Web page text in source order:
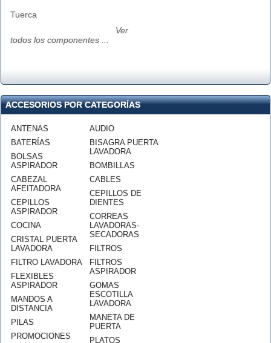
Tuerca
Ver
todos los componentes ...
ACCESORIOS POR CATEGORÍAS
ANTENAS
BATERÍAS
BOLSAS
ASPIRADOR
CABEZAL
AFEITADORA
CEPILLOS
ASPIRADOR
COCINA
CRISTAL PUERTA
LAVADORA
FILTRO LAVADORA
FLEXIBLES
ASPIRADOR
MANDOS A
DISTANCIA
PILAS
PROMOCIONES
AUDIO
BISAGRA PUERTA
LAVADORA
BOMBILLAS
CABLES
CEPILLOS DE
DIENTES
CORREAS
LAVADORAS-
SECADORAS
FILTROS
FILTROS
ASPIRADOR
GOMAS
ESCOTILLA
LAVADORA
MANETA DE
PUERTA
PLATOS